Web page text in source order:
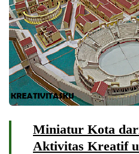
Miniatur Kota
Aktivitas Kreatif